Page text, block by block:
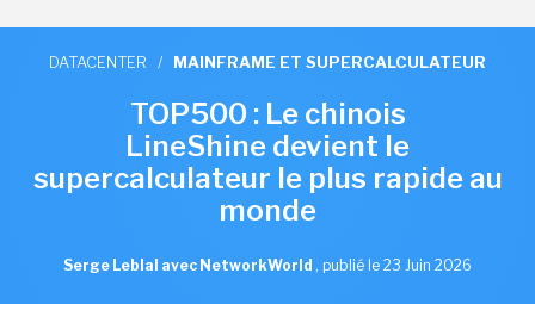
DATACENTER / MAINFRAME ET SUPERCALCULATEUR
TOP500 : Le chinois
LineShine devient le
supercalculateur le plus rapide au
monde
Serge Leblal avec NetworkWorld , publié le 23 Juin 2026